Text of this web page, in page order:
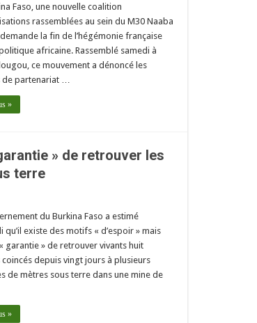
Faso, une nouvelle coalition
rassemblées au sein du M30 Naaba
la fin de l’hégémonie française
africaine. Rassemblé samedi à
ce mouvement a dénoncé les
de partenariat …
»
» de retrouver les
terre
du Burkina Faso a estimé
qu’il existe des motifs « d’espoir » mais
garantie » de retrouver vivants huit
coincés depuis vingt jours à plusieurs
de mètres sous terre dans une mine de
»